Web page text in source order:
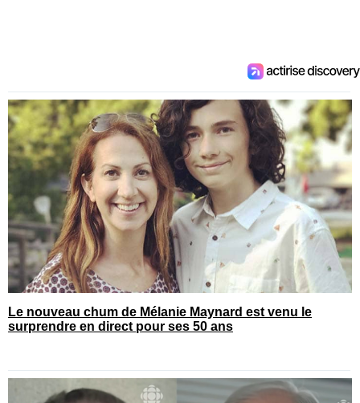
Le nouveau chum de Mélanie Maynard est venu le
surprendre en direct pour ses 50 ans